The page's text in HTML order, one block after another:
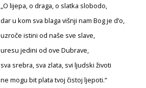
„O lijepa, o draga, o slatka slobodo,
dar u kom sva blaga višnji nam Bog je d’o,
uzroče istini od naše sve slave,
uresu jedini od ove Dubrave,
sva srebra, sva zlata, svi ljudski životi
ne mogu bit plata tvoj čistoj ljepoti.“